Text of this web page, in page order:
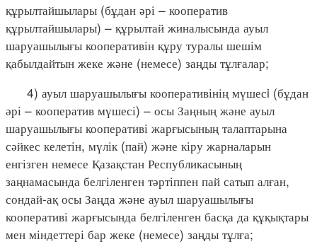
құрылтайшылары (бұдан әрі – кооператив
құрылтайшылары) – құрылтай жиналысында ауыл
шаруашылығы кооперативін құру туралы шешім
қабылдайтын жеке және (немесе) заңды тұлғалар;
4) ауыл шаруашылығы кооперативінің мүшесi (бұдан
әрі – кооператив мүшесі) – осы Заңның және ауыл
шаруашылығы кооперативі жарғысының талаптарына
сәйкес келетін, мүлік (пай) және кіру жарналарын
енгізген немесе Қазақстан Республикасының
заңнамасында белгіленген тәртіппен пай сатып алған,
сондай-ақ осы Заңда және ауыл шаруашылығы
кооперативі жарғысында белгіленген басқа да құқықтары
мен міндеттері бар жеке (немесе) заңды тұлға;